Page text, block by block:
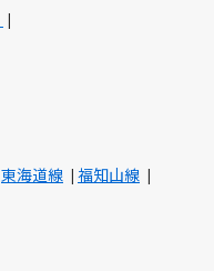
東海道線
福知山線